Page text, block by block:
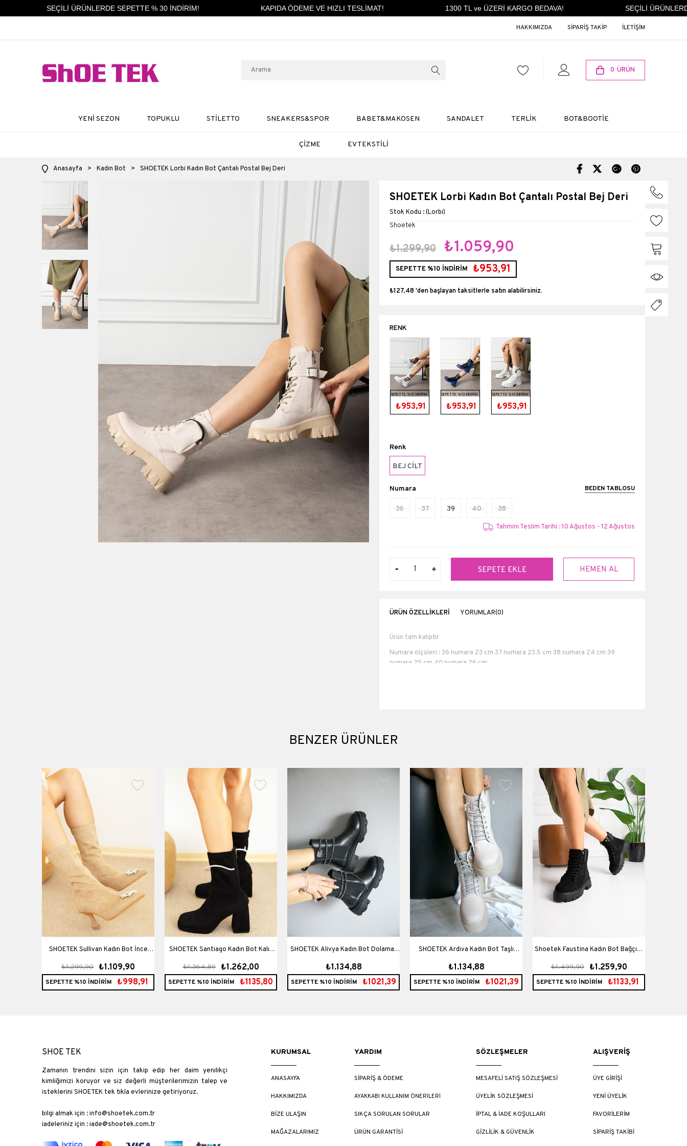
SEÇİLİ ÜRÜNLERDE SEPETTE % 30 İNDİRİM! KAPIDA ÖDEME VE HIZLI TESLİMAT! 1300 TL ve ÜZERİ KARGO BEDAVA! SEÇİLİ
HAKKIMIZDA SİPARİŞ TAKİP İLETİŞİM
0 ÜRÜN
YENİ SEZON TOPUKLU STİLETTO SNEAKERS&SPOR BABET&MAKOSEN SANDALET TERLİK BOT&BOOTİE
ÇİZME EV TEKSTİLİ
Anasayfa > Kadın Bot > SHOETEK Lorbi Kadın Bot Çantalı Postal Bej Deri
SHOETEK Lorbi Kadın Bot Çantalı Postal Bej Deri
(Lorbi)
Shoetek
₺1.299,90 ₺1.059,90
SEPETTE %10 İNDİRİM ₺953,91
₺127,48 'den başlayan taksitlerle
SEPETTE %10 İNDİRİM
₺953,91
SEPETTE %10 İNDİRİM
₺953,91
SEPETTE %10 İNDİRİM
₺953,91
Renk
BEJ CİLT
Numara BEDEN TABLOSU
36 37 39 40 38
Tahmini Teslim Tarihi : 10 Ağustos - 12 Ağustos
ÜRÜN ÖZELLIKLERI YORUMLAR(0)
Ürün tam kalıptır
Numara ölçüleri : 36 numara 23 cm 37 numara 23.5 cm 38 numara 24 cm 39
numara 25 cm 40 numara 26 cm.
Platform Boyu 3 cm
BENZER ÜRÜNLER
SHOETEK Sullivan Kadın Bot İnce
Topuklu Taşlı Ten Süet
₺1.109,90
₺1.299,90
SEPETTE %10 İNDİRİM ₺998,91
SHOETEK Santiago Kadın Bot Kalın
Topuklu Taşlı Siyah Süet
₺1.262,00
₺1.364,89
SEPETTE %10 İNDİRİM ₺1135,80
SHOETEK Alivya Kadın Bot Dolamalı
Taşlı Siyah Deri
₺1.134,88
SEPETTE %10 İNDİRİM ₺1021,39
SHOETEK Ardiva Kadın Bot Taşlı
Bağçıklı Bej Deri
₺1.134,88
SEPETTE %10 İNDİRİM ₺1021,39
Shoetek Faustina Kadın Bot Bağçıklı
Siyah Süet
₺1.259,90
₺1.499,90
SEPETTE %10 İNDİRİM ₺1133,91
SHOE TEK
Zamanın trendini sizin için takip edip her daim yenilikçi
kimliğimizi koruyor ve siz değerli müşterilerimizin talep ve
isteklerini SHOETEK tek tıkla evlerinize getiriyoruz.
bilgi almak için :info@shoetek.com.tr
iadeleriniz için :iade@shoetek.com.tr
KURUMSAL
ANASAYFA
HAKKIMIZDA
BİZE ULAŞIN
MAĞAZALARIMIZ
YARDIM
SİPARİŞ & ÖDEME
AYAKKABI KULLANIM ÖNERİLERİ
SIKÇA SORULAN SORULAR
ÜRÜN GARANTİSİ
SÖZLEŞMELER
MESAFELİ SATIŞ SÖZLEŞMESİ
ÜYELİK SÖZLEŞMESİ
İPTAL & İADE KOŞULLARI
GİZLİLİK & GÜVENLİK
ALIŞVERİŞ
ÜYE GİRİŞİ
YENİ ÜYELİK
FAVORİLERİM
SİPARİŞ TAKİBİ